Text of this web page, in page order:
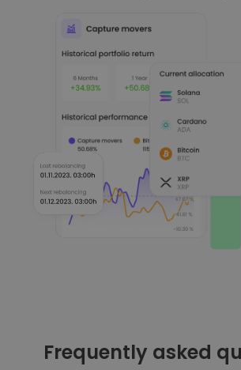
Frequently asked